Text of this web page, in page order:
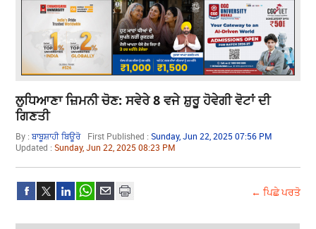
ਲੁਧਿਆਣਾ ਜ਼ਿਮਨੀ ਚੋਣ: ਸਵੇਰੇ 8 ਵਜੇ ਸ਼ੁਰੂ ਹੋਵੇਗੀ ਵੋਟਾਂ ਦੀ
ਗਿਣਤੀ
By :ਬਾਬੂਸ਼ਾਹੀ ਬਿਊਰੋ First Published :Sunday, Jun 22, 2025 07:56 PM
Updated :Sunday, Jun 22, 2025 08:23 PM
← ਪਿਛੇ ਪਰਤੋ